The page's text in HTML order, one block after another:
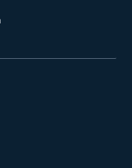
ventana